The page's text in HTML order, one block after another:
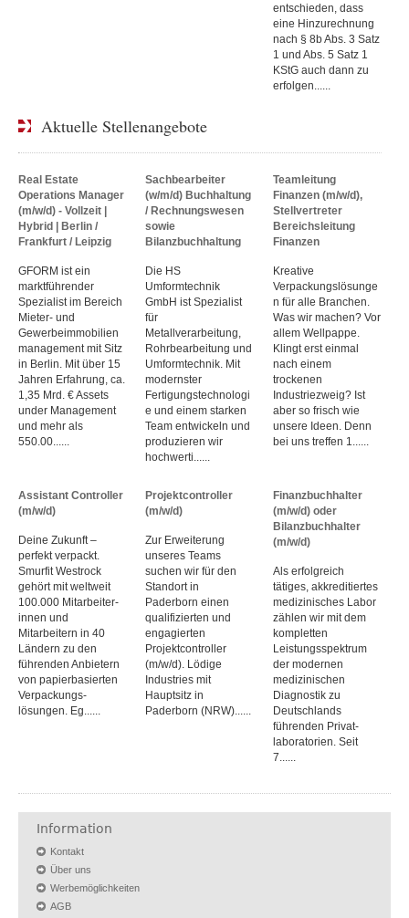
entschieden, dass
eine Hinzurechnung
nach § 8b Abs. 3 Satz
1 und Abs. 5 Satz 1
KStG auch dann zu
erfolgen......
Aktuelle Stellenangebote
Real Estate
Operations Manager
(m/w/d) - Vollzeit |
Hybrid | Berlin /
Frankfurt / Leipzig
GFORM ist ein
marktführender
Spezialist im Bereich
Mieter- und
Gewerbeimmobilien
management mit Sitz
in Berlin. Mit über 15
Jahren Erfahrung, ca.
1,35 Mrd. € Assets
under Management
und mehr als
550.00......
Sachbearbeiter
(w/m/d) Buchhaltung
/ Rechnungswesen
sowie
Bilanzbuchhaltung
Die HS
Umformtechnik
GmbH ist Spezialist
für
Metallverarbeitung,
Rohrbearbeitung und
Umformtechnik. Mit
modernster
Fertigungstechnologi
e und einem starken
Team entwickeln und
produzieren wir
hochwerti......
Teamleitung
Finanzen (m/w/d),
Stellvertreter
Bereichsleitung
Finanzen
Kreative
Verpackungslösunge
n für alle Branchen.
Was wir machen? Vor
allem Wellpappe.
Klingt erst einmal
nach einem
trockenen
Industriezweig? Ist
aber so frisch wie
unsere Ideen. Denn
bei uns treffen 1......
Assistant Controller
(m/w/d)
Deine Zukunft –
perfekt verpackt.
Smurfit Westrock
gehört mit weltweit
100.000 Mitarbeiter­
innen und
Mitarbeitern in 40
Ländern zu den
führenden Anbietern
von papier­basierten
Verpackungs­
lösungen. Eg......
Projektcontroller
(m/w/d)
Zur Erweiterung
unseres Teams
suchen wir für den
Standort in
Paderborn einen
qualifizierten und
engagierten
Projektcontroller
(m/w/d). Lödige
Industries mit
Hauptsitz in
Paderborn (NRW)......
Finanzbuchhalter
(m/w/d) oder
Bilanzbuchhalter
(m/w/d)
Als erfolgreich
tätiges, akkreditiertes
medizinisches Labor
zählen wir mit dem
kompletten
Leistungs­spektrum
der modernen
medizinischen
Diagnostik zu
Deutschlands
führenden Privat­
laboratorien. Seit
7......
Information
Kontakt
Über uns
Werbemöglichkeiten
AGB